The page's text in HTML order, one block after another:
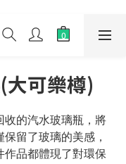
可樂樽)
收的汽水玻璃瓶，將
留了玻璃的美感，
作品都體現了對環保